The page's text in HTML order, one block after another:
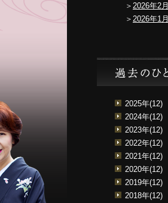
2026年2月
2026年1月
2025年(12)
2024年(12)
2023年(12)
2022年(12)
2021年(12)
2020年(12)
2019年(12)
2018年(12)